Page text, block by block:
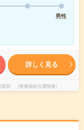
男性
詳しく見る
部 （医療福祉介護関連）